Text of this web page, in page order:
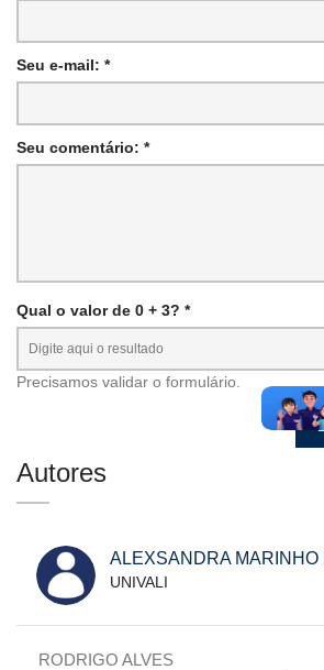
Seu e-mail: *
Seu comentário: *
Qual o valor de 0 + 3? *
Precisamos validar o formulário.
Autores
ALEXSANDRA MARINHO
UNIVALI
RODRIGO ALVES